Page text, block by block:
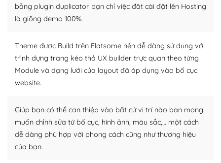
Cộng đồng sử dụng WordPress sẵn sàng hỗ trợ bạn
Plugin mở rộng là thành phần cài đặt thêm vào
WordPress để tăng thêm các tính năng cần thiết. Có
nhiều plugin trả phí hoặc miễn phí.
plugin của WordPress rất phong phú. Bạn có thể thỏa
thích chọn lựa plugin và themes phù hợp cho mục đích
lập website của mình.
bằng plugin duplicator bạn chỉ việc đăt cài đặt lên Hosting
là giống demo 100%.
Theme được Build trên Flatsome nên dễ dàng sử dụng với
trình dựng trang kéo thả UX builder trực quan theo từng
Module và dạng lưới của layout đã áp dụng vào bố cục
website.
Giúp bạn có thể can thiệp vào bất cứ vị trí nào bạn mong
muốn chỉnh sửa từ bố cục, hình ảnh, màu sắc,… một cách
dễ dàng phù hợp với phong cách cũng như thương hiệu
của bạn.